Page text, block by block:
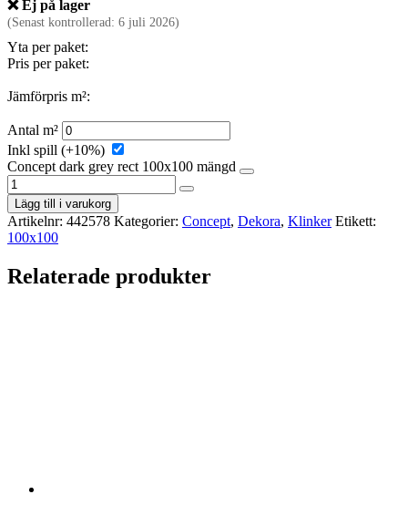
❌ Ej på lager
(Senast kontrollerad: 6 juli 2026)
Yta per paket:
Pris per paket:
Jämförpris m²:
Antal m²
Inkl spill (+10%)
Concept dark grey rect 100x100 mängd
Lägg till i varukorg
Artikelnr: 442578 Kategorier: Concept, Dekora, Klinker Etikett:
100x100
Relaterade produkter